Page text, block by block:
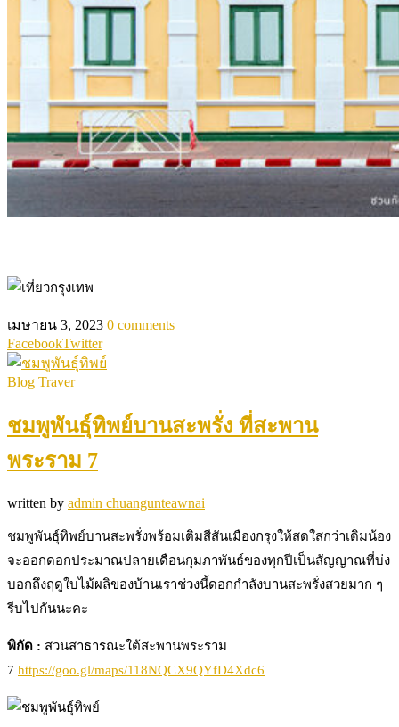
เมษายน 3, 2023 0 comments
FacebookTwitter
Blog Traver
ชมพูพันธุ์ทิพย์บานสะพรั่ง ที่สะพาน
พระราม 7
written by admin chuangunteawnai
ชมพูพันธุ์ทิพย์บานสะพรั่งพร้อมเติมสีสันเมืองกรุงให้สดใสกว่าเดิมน้อง
จะออกดอกประมาณปลายเดือนกุมภาพันธ์ของทุกปีเป็นสัญญาณที่บ่ง
บอกถึงฤดูใบไม้ผลิของบ้านเราช่วงนี้ดอกกำลังบานสะพรั่งสวยมาก ๆ
รีบไปกันนะคะ
พิกัด : สวนสาธารณะใต้สะพานพระราม
7 https://goo.gl/maps/118NQCX9QYfD4Xdc6